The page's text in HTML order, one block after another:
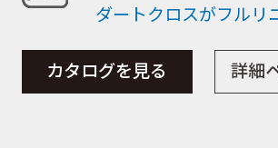
ダートクロスがフルリ
カタログを見る 詳細